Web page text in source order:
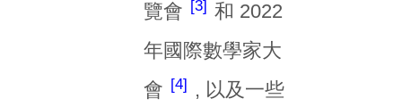
覽會
3
和 2022
年國際數學家大
會
4
, 以及一些